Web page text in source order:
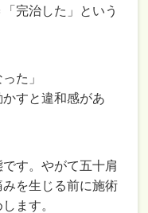
完治した」という
た」
かすと違和感があ
す。やがて五十肩
を生じる前に施術
ます。